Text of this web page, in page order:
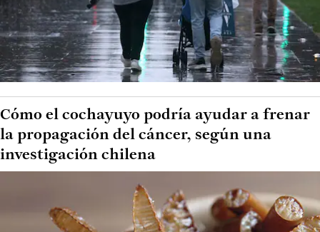
Cómo el cochayuyo podría ayudar a frenar
la propagación del cáncer, según una
investigación chilena